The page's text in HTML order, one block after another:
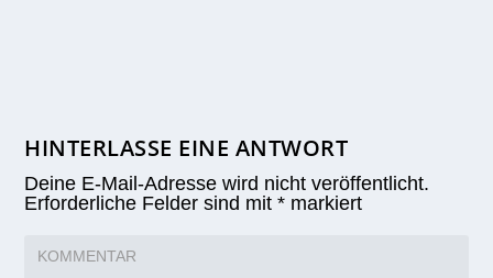
HINTERLASSE EINE ANTWORT
Deine E-Mail-Adresse wird nicht veröffentlicht.
Erforderliche Felder sind mit* markiert